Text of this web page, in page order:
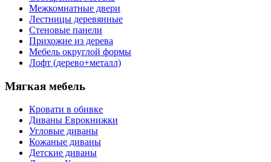
Межкомнатные двери
Лестницы деревянные
Стеновые панели
Прихожие из дерева
Мебель округлой формы
Лофт (дерево+металл)
Мягкая мебель
Кровати в обивке
Диваны Еврокнижки
Угловые диваны
Кожаные диваны
Детские диваны